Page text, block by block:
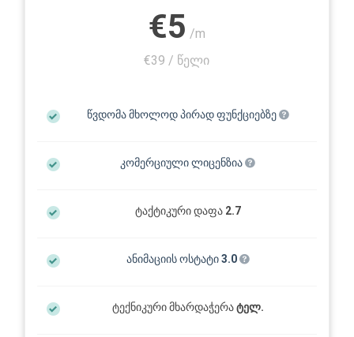
€5 /m
€39 / წელი
წვდომა მხოლოდ პირად ფუნქციებზე
კომერციული ლიცენზია
ტაქტიკური დაფა 2.7
ანიმაციის ოსტატი3.0
ტექნიკური მხარდაჭერატელ.